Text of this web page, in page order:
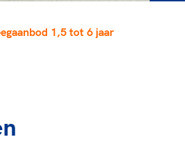
1,5 tot 6 jaar